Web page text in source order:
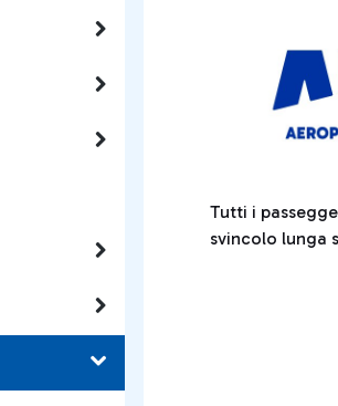
Tutti i
svincolo lunga